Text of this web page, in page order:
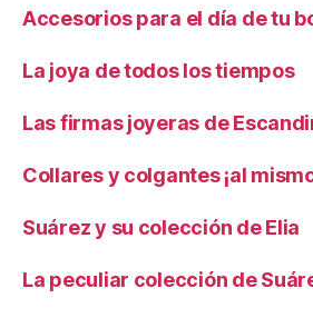
Accesorios para el día de tu
La joya de todos los tiempos
Las firmas joyeras de
Collares y colgantes ¡al
Suárez y su colección de Elia
La peculiar colección de